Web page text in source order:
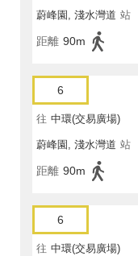
蔚峰園, 淺水灣道 站
距離 90m
6
往 中環(交易廣場)
蔚峰園, 淺水灣道 站
距離 90m
6
往 中環(交易廣場)